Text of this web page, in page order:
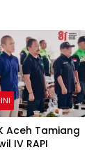
Aceh Tamiang
IV RAPI